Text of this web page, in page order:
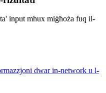
input mhux miġħoża fuq il-
dwar in-network u l-